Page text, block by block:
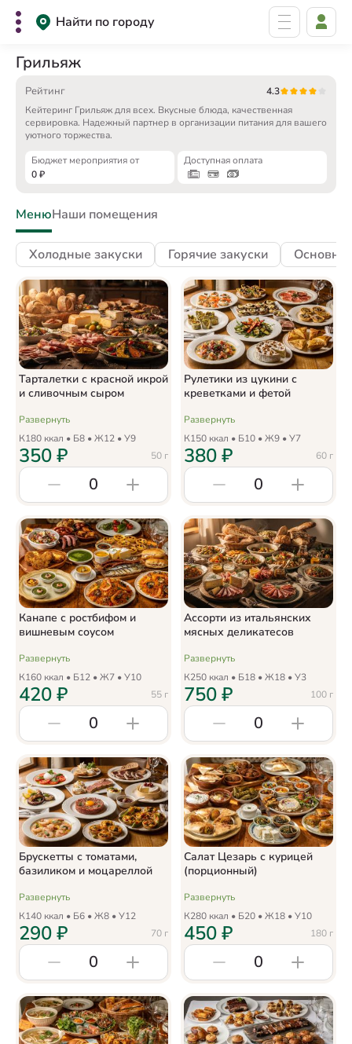
Найти по городу
Грильяж
Рейтинг
4.3
Кейтеринг Грильяж для всех. Вкусные блюда, качественная
сервировка. Надежный партнер в организации питания для вашего
уютного торжества.
Бюджет мероприятия от
0₽
Доступная оплата
МенюНаши помещения
Холодные закуски Горячие закуски
Тарталетки с красной икрой
и сливочным сыром
Развернуть
К180 ккал • Б8 • Ж12 • У9
50 г
350₽
0
Рулетики из цукини с
креветками и фетой
Развернуть
К150 ккал • Б10 • Ж9 • У7
60 г
380₽
0
Канапе с ростбифом и
вишневым соусом
Развернуть
К160 ккал • Б12 • Ж7 • У10
55 г
420₽
0
Ассорти из итальянских
мясных деликатесов
Развернуть
К250 ккал • Б18 • Ж18 • У3
100 г
750₽
0
Брускетты с томатами,
базиликом и моцареллой
Развернуть
К140 ккал • Б6 • Ж8 • У12
70 г
290₽
0
Салат Цезарь с курицей
(порционный)
Развернуть
К280 ккал • Б20 • Ж18 • У10
180 г
450₽
0